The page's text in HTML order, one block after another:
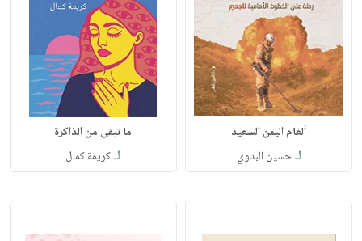
ألغام اليمن السعيد
لـحسين البدوي
ما تبقى من الذاكرة
لـكريمة كمال